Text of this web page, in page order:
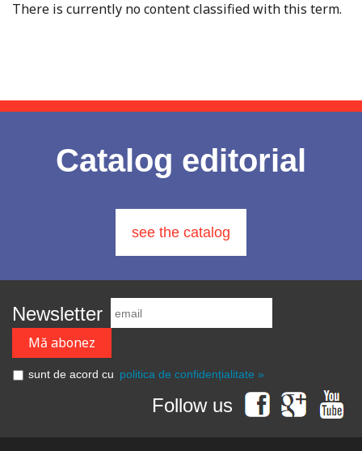
There is currently no content classified with this term.
Catalog editorial
see the catalog
Newsletter
sunt de acord cu politica de confidențialitate »
Follow us